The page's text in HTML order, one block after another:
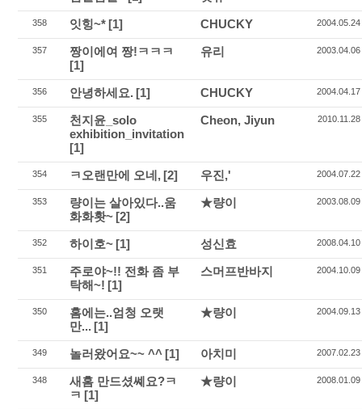
358 잇힝~* [1] CHUCKY 2004.05.24
357
짱이에여 짱!ㅋㅋㅋ
[1]
유리 2003.04.06
356 안녕하세요. [1] CHUCKY 2004.04.17
355
천지윤_solo
exhibition_invitation
[1]
Cheon, Jiyun 2010.11.28
354 ㅋ오랜만에 오네, [2] 우진,' 2004.07.22
353
량이는 살아있다..움
화화홧~ [2]
★량이 2003.08.09
352 하이호~ [1] 성신효 2008.04.10
351
주로야~!! 전화 좀 부
탁해~! [1]
스머프반바지 2004.10.09
350
홈에는..엄청 오랫
만... [1]
★량이 2004.09.13
349 놀러왔어요~~ ^^ [1] 아치미 2007.02.23
348
새홈 만드셨쎼요?ㅋ
ㅋ [1]
★량이 2008.01.09